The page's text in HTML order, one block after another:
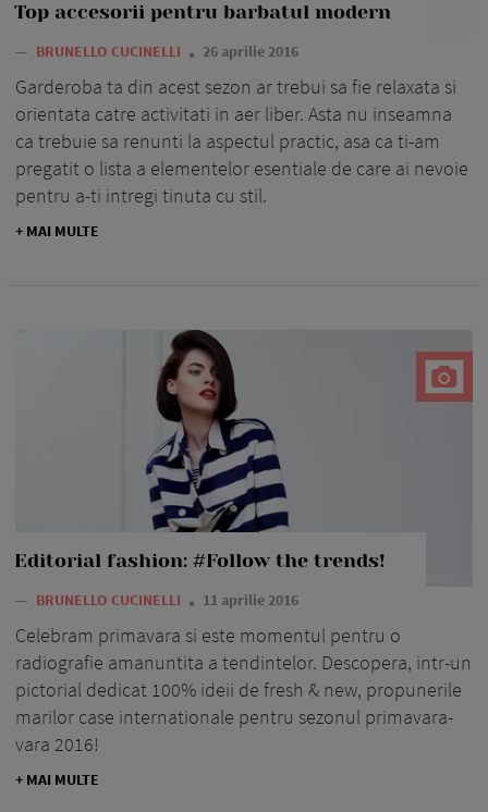
Top accesorii pentru barbatul modern
— BRUNELLO CUCINELLI 26 aprilie 2016
Garderoba ta din acest sezon ar trebui sa fie relaxata si
orientata catre activitati in aer liber. Asta nu inseamna
ca trebuie sa renunti la aspectul practic, asa ca ti-am
pregatit o lista a elementelor esentiale de care ai nevoie
pentru a-ti intregi tinuta cu stil.
+ MAI MULTE
Editorial fashion: #Follow the trends!
— BRUNELLO CUCINELLI 11 aprilie 2016
Celebram primavara si este momentul pentru o
radiografie amanuntita a tendintelor. Descopera, intr-un
pictorial dedicat 100% ideii de fresh & new, propunerile
marilor case internationale pentru sezonul primavara-
vara 2016!
+ MAI MULTE